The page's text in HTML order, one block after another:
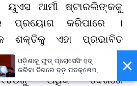
ୟୁଏସ ଆର୍ମୀ ଷ୍ଟାରଲିଙ୍କକୁ
ପ୍ରୟୋଗ କରିପାରେ ।
ଶକ୍ତିକୁ ଏହା ପ୍ରଭାବିତ
।
୧୪୦ରୁ ଅଧିକ ଦେଶରେ
×
ଓଡ଼ିଶାକୁ ଫୁଡ୍ ପ୍ରୋସେସିଂ ହବ୍
କରିବା ଦିଗରେ ବଡ଼ ପଦକ୍ଷେପ, ୪୨
ହଜାରରୁ ଅଧିକ ନିଯୁକ୍ତି ସୁଯୋଗ